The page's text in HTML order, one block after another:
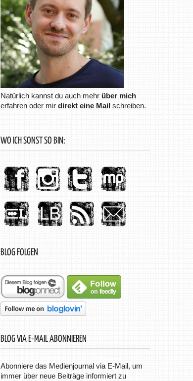
Natürlich kannst du auch mehr über mich
erfahren oder mirdirekt eine Mail schreiben.
WO ICH SONST SO BIN:
BLOG FOLGEN
BLOG VIA E-MAIL ABONNIEREN
Abonniere das Medienjournal via E-Mail, um
immer über neue Beiträge informiert zu